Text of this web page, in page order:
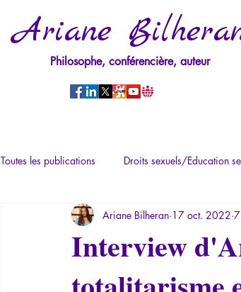
Ariane
Philosophe, conférencière, auteur
Toutes les publications Droits sexuels/Education
Mythologie - Savoir des Anciens
Psychopathologie du Pouvoir
Interview
Ariane Bilheran 17 oct. 2022